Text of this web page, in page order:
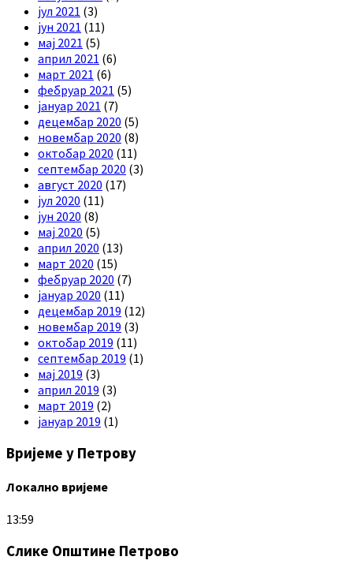
јул 2021 (3)
јун 2021 (11)
мај 2021 (5)
април 2021 (6)
март 2021 (6)
фебруар 2021 (5)
јануар 2021 (7)
децембар 2020 (5)
новембар 2020 (8)
октобар 2020 (11)
септембар 2020 (3)
август 2020 (17)
јул 2020 (11)
јун 2020 (8)
мај 2020 (5)
април 2020 (13)
март 2020 (15)
фебруар 2020 (7)
јануар 2020 (11)
децембар 2019 (12)
новембар 2019 (3)
октобар 2019 (11)
септембар 2019 (1)
мај 2019 (3)
април 2019 (3)
март 2019 (2)
јануар 2019 (1)
Вријеме у Петрову
Локално вријеме
13:59
Слике Општине Петрово